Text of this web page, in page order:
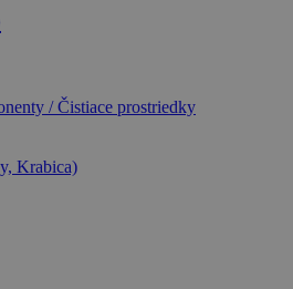
/ Čistiace prostriedky
Krabica)